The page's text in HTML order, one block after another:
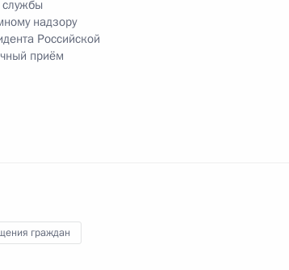
службы
надзору
Российской
приём
граждан